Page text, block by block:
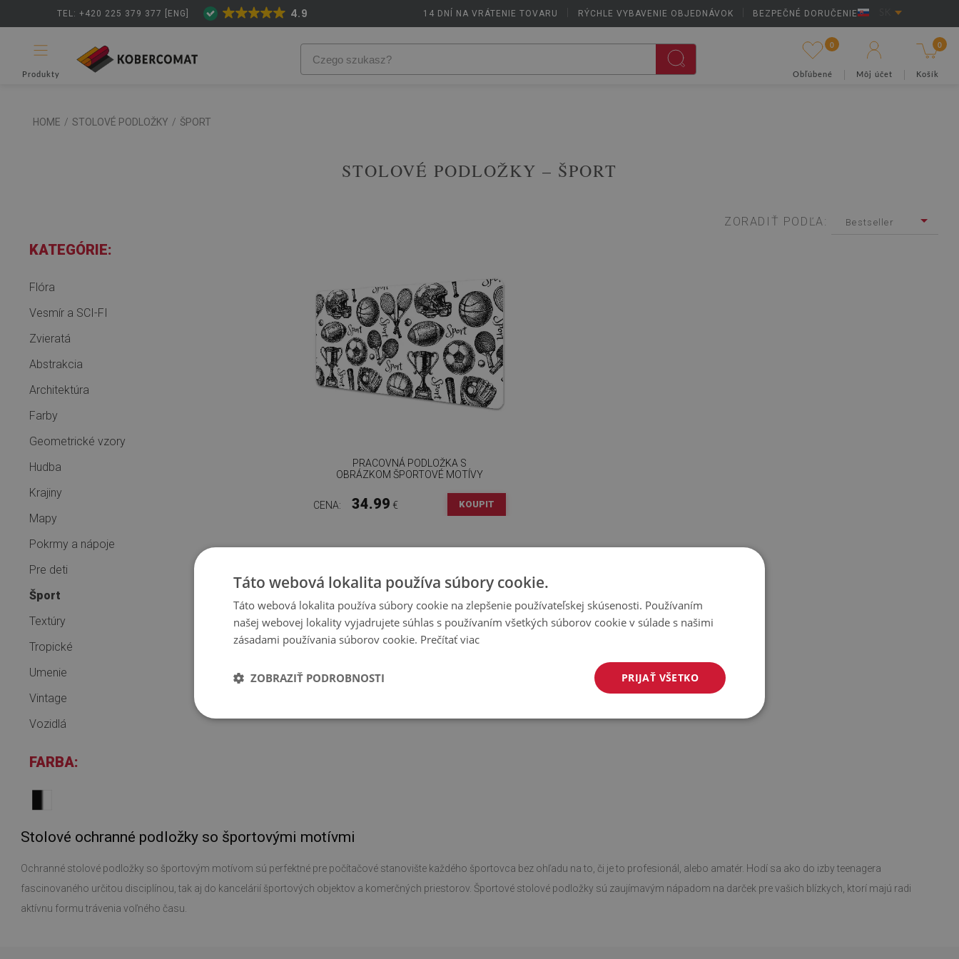
TEL: +420 225 379 377 [ENG] 14 DNÍ NA VRÁTENIE TOVARU RÝCHLE VYBAVENIE OBJEDNÁVOK BEZPEČNÉ DORUČENIE
4.9
Produkty
0
Obľúbené Môj účet
0
Košík
HOME / STOLOVÉ PODLOŽKY / ŠPORT
STOLOVÉ PODLOŽKY – ŠPORT
ZORADIŤ PODĽA: Bestseller
KATEGÓRIE:
Flóra
Vesmír a SCI-FI
Zvieratá
Abstrakcia
Architektúra
Farby
Geometrické vzory
Hudba
Krajiny
Mapy
Pokrmy a nápoje
Pre deti
Šport
Textúry
Tropické
Umenie
Vintage
Vozidlá
FARBA:
PRACOVNÁ PODLOŽKA S
OBRÁZKOM ŠPORTOVÉ MOTÍVY
CENA: 34.99 € KOUPIT
Stolové ochranné podložky so športovými motívmi
Ochranné stolové podložky so športovým motívom sú perfektné pre počítačové stanovište každého športovca bez ohľadu na to, či je to profesionál, alebo amatér. Hodí sa ako do izby teenagera
fascinovaného určitou disciplínou, tak aj do kancelárií športových objektov a komerčných priestorov. Športové stolové podložky sú zaujímavým nápadom na darček pre vašich blízkych, ktorí majú radi
aktívnu formu trávenia voľného času.
Táto webová lokalita používa súbory cookie.
Táto webová lokalita používa súbory cookie na zlepšenie používateľskej skúsenosti. Používaním
našej webovej lokality vyjadrujete súhlas s používaním všetkých súborov cookie v súlade s našimi
zásadami používania súborov cookie. Prečítať viac
PRIJAŤ VŠETKO
ZOBRAZIŤ PODROBNOSTI